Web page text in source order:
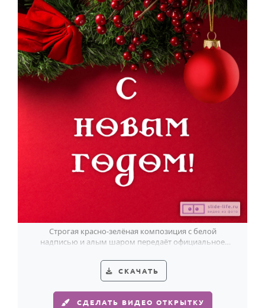
Строгая красно-зелёная композиция с белой
надписью и алым шаром передаёт официальное
СКАЧАТЬ
СДЕЛАТЬ ВИДЕО ОТКРЫТКУ